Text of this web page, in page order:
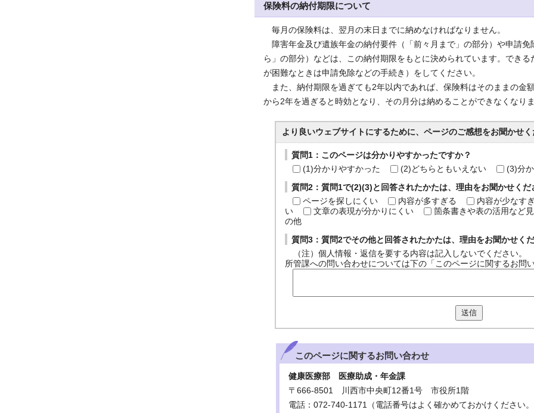
保険料の納付期限について
毎月の保険料は、翌月の末日までに納めなければなりません。
障害年金及び遺族年金の納付要件（「前々月まで」の部分）や申請免
ら」の部分）などは、この納付期限をもとに決められています。でき
が困難なときは申請免除などの手続き）をしてください。
また、納付期限を過ぎても2年以内であれば、保険料はそのままの金
から2年を過ぎると時効となり、その月分は納めることができなくなり
より良いウェブサイトにするために、ページのご感想をお聞かせく
質問1：このページは分かりやすかったですか？
(1)分かりやすかった
(2)どちらともいえない (3)分
質問2：質問1で(2)(3)と回答されたかたは、理由をお聞かせくだ
ページを探しにくい
内容が多すぎる 内容が少なす
い
文章の表現が分かりにくい 箇条書きや表の活用など
の他
質問3：質問2でその他と回答されたかたは、理由をお聞かせくだ
（注）個人情報・返信を要する内容は記入しないでください。
所管課への問い合わせについては下の「このページに関するお問い
送信
このページに関するお問い合わせ
健康医療部 医療助成・年金課
〒666-8501 川西市中央町12番1号 市役所1階
電話：072-740-1171（電話番号はよく確かめておかけください。